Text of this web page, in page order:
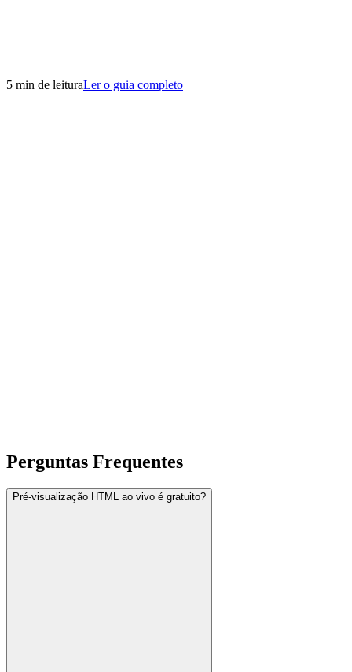
5 min de leituraLer o guia completo
Perguntas Frequentes
Pré-visualização HTML ao vivo é gratuito?